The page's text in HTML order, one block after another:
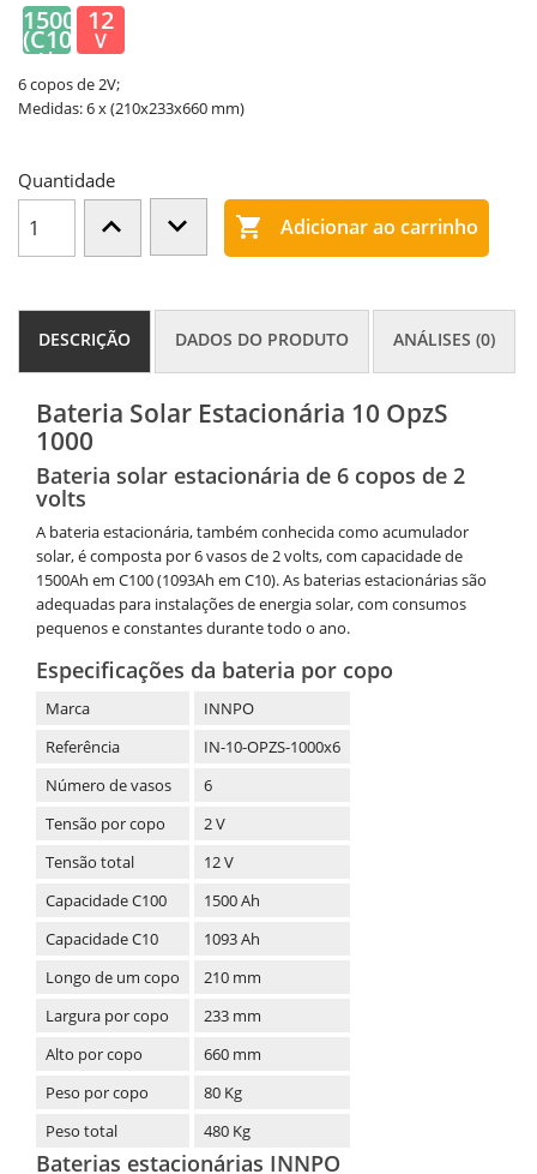
1500
(C100)
Ah
12
V
6 copos de 2V;
Medidas: 6 x (210x233x660 mm)
Quantidade
 Adicionar ao carrinho
DESCRIÇÃO DADOS DO PRODUTO ANÁLISES (0)
Bateria Solar Estacionária 10 OpzS
1000
Bateria solar estacionária de 6 copos de 2
volts
A bateria estacionária, também conhecida como acumulador
solar, é composta por 6 vasos de 2 volts, com capacidade de
1500Ah em C100 (1093Ah em C10). As baterias estacionárias são
adequadas para instalações de energia solar, com consumos
pequenos e constantes durante todo o ano.
Especificações da bateria por copo
Marca
INNPO
Referência
IN-10-OPZS-1000x6
Número de vasos
6
Tensão por copo
2 V
Tensão total
12 V
Capacidade C100
1500 Ah
Capacidade C10
1093 Ah
Longo de um copo
210 mm
Largura por copo
233 mm
Alto por copo
660 mm
Peso por copo
80 Kg
Peso total
480 Kg
Baterias estacionárias INNPO